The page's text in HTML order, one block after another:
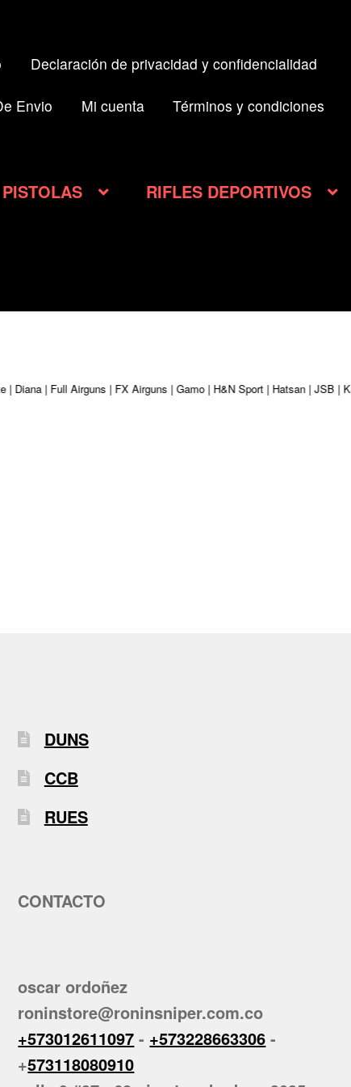
Declaración de privacidad y confidencialidad
Envio Mi cuenta Términos y condiciones
PISTOLAS RIFLES DEPORTIVOS
| Full Airguns | FX Airguns | Gamo | H&N Sport | Hatsan | JSB
DUNS
CCB
RUES
CONTACTO
oscar ordoñez
roninstore@roninsniper.com.co
+573012611097 - +573228663306 -
+573118080910